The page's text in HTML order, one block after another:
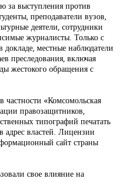
за выступления против
преподаватели вузов,
деятели, сотрудники
журналисты. Только с
докладе, местные наблюдатели
преследования, включая
жестокого обращения с
частности «Комсомольская
правозащитников,
типографий печатать
властей. Лицензии
сайт страны
свое влияние на